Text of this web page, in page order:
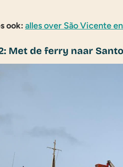
ook: alles over São Vicente
Met de ferry naar